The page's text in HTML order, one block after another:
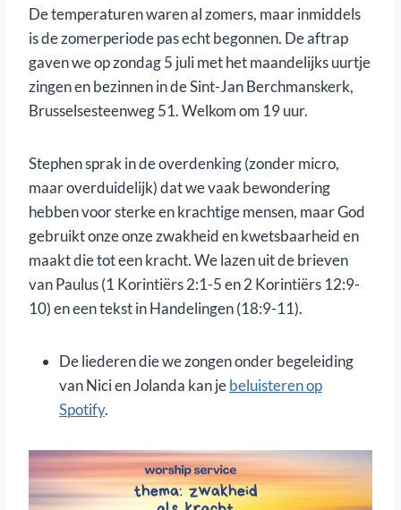
De temperaturen waren al zomers, maar inmiddels
is de zomerperiode pas echt begonnen. De aftrap
gaven we op zondag 5 juli met het maandelijks uurtje
zingen en bezinnen in de Sint-Jan Berchmanskerk,
Brusselsesteenweg 51. Welkom om 19 uur.
Stephen sprak in de overdenking (zonder micro,
maar overduidelijk) dat we vaak bewondering
hebben voor sterke en krachtige mensen, maar God
gebruikt onze onze zwakheid en kwetsbaarheid en
maakt die tot een kracht. We lazen uit de brieven
van Paulus (1 Korintiërs 2:1-5 en 2 Korintiërs 12:9-
10) en een tekst in Handelingen (18:9-11).
De liederen die we zongen onder begeleiding
van Nici en Jolanda kan jebeluisteren op
Spotify.